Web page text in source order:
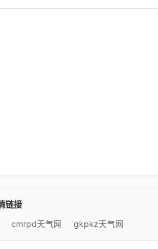
链接
cmrpd天气网 gkpkz天气网